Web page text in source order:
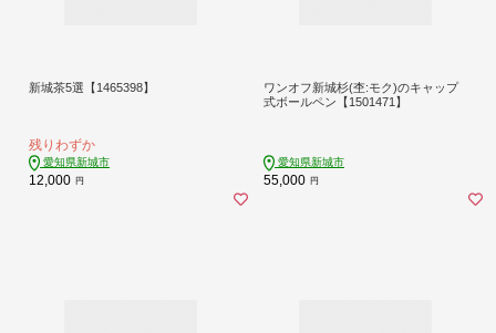
新城茶5選【1465398】
残りわずか
愛知県新城市
12,000 円
ワンオフ新城杉(杢:モク)のキャップ
式ボールペン【1501471】
愛知県新城市
55,000 円